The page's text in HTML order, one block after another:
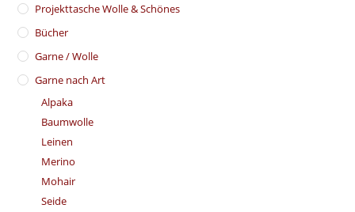
​Projekttasche Wolle & Schönes
Bücher
Garne / Wolle
Garne nach Art
Alpaka
Baumwolle
Leinen
Merino
Mohair
Seide